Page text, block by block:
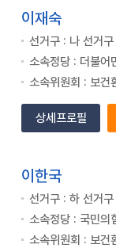
이재숙
선거구 : 나 선거구
소속정당 : 더불어
소속위원회 : 보건
상세프로필
이한국
선거구 : 하 선거구
소속정당 : 국민의
소속위원회 : 보건